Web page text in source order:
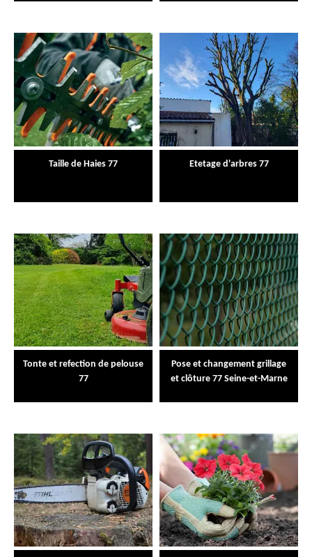
Taille de Haies 77 Etetage d'arbres 77
Tonte et refection de pelouse
77
Pose et changement grillage
et clôture 77 Seine-et-Marne